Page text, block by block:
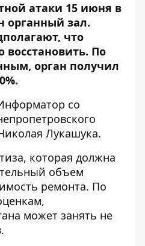
атаки 15 июня в
органный зал.
что
По
орган получил
со
Лукашука.
которая должна
объем
ремонта. По
может занять не